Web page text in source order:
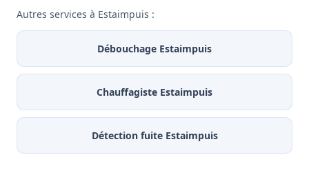
Autres services à Estaimpuis :
Débouchage Estaimpuis
Chauffagiste Estaimpuis
Détection fuite Estaimpuis